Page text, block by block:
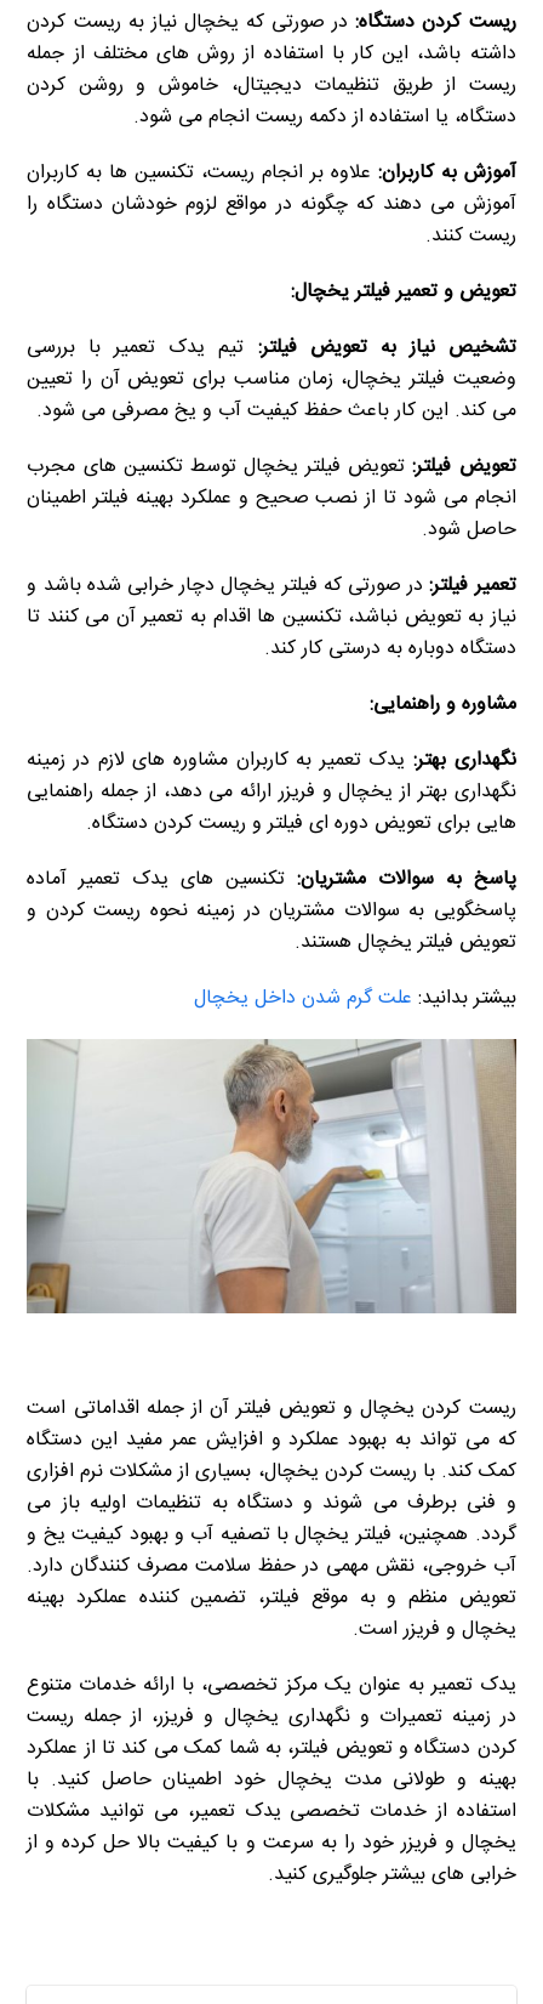
ریست کردن دستگاه:در صورتی که یخچال نیاز به ریست کردن
داشته باشد، این کار با استفاده از روش های مختلف از جمله
ریست از طریق تنظیمات دیجیتال، خاموش و روشن کردن
دستگاه، یا استفاده از دکمه ریست انجام می شود.
آموزش به کاربران: علاوه بر انجام ریست، تکنسین ها به کاربران
آموزش می دهند که چگونه در مواقع لزوم خودشان دستگاه را
ریست کنند.
تعویض و تعمیر فیلتر یخچال:
تشخیص نیاز به تعویض فیلتر: تیم یدک تعمیر با بررسی
وضعیت فیلتر یخچال، زمان مناسب برای تعویض آن را تعیین
می کند. این کار باعث حفظ کیفیت آب و یخ مصرفی می شود.
تعویض فیلتر:تعویض فیلتر یخچال توسط تکنسین های مجرب
انجام می شود تا از نصب صحیح و عملکرد بهینه فیلتر اطمینان
حاصل شود.
تعمیر فیلتر:در صورتی که فیلتر یخچال دچار خرابی شده باشد و
نیاز به تعویض نباشد، تکنسین ها اقدام به تعمیر آن می کنند تا
دستگاه دوباره به درستی کار کند.
مشاوره و راهنمایی:
نگهداری بهتر: یدک تعمیر به کاربران مشاوره های لازم در زمینه
نگهداری بهتر از یخچال و فریزر ارائه می دهد، از جمله راهنمایی
هایی برای تعویض دوره ای فیلتر و ریست کردن دستگاه.
پاسخ به سوالات مشتریان: تکنسین های یدک تعمیر آماده
پاسخگویی به سوالات مشتریان در زمینه نحوه ریست کردن و
تعویض فیلتر یخچال هستند.
بیشتر بدانید: علت گرم شدن داخل یخچال
ریست کردن یخچال و تعویض فیلتر آن از جمله اقداماتی است
که می تواند به بهبود عملکرد و افزایش عمر مفید این دستگاه
کمک کند. با ریست کردن یخچال، بسیاری از مشکلات نرم افزاری
و فنی برطرف می شوند و دستگاه به تنظیمات اولیه باز می
گردد. همچنین، فیلتر یخچال با تصفیه آب و بهبود کیفیت یخ و
آب خروجی، نقش مهمی در حفظ سلامت مصرف کنندگان دارد.
تعویض منظم و به موقع فیلتر، تضمین کننده عملکرد بهینه
یخچال و فریزر است.
یدک تعمیر به عنوان یک مرکز تخصصی، با ارائه خدمات متنوع
در زمینه تعمیرات و نگهداری یخچال و فریزر، از جمله ریست
کردن دستگاه و تعویض فیلتر، به شما کمک می کند تا از عملکرد
بهینه و طولانی مدت یخچال خود اطمینان حاصل کنید. با
استفاده از خدمات تخصصی یدک تعمیر، می توانید مشکلات
یخچال و فریزر خود را به سرعت و با کیفیت بالا حل کرده و از
خرابی های بیشتر جلوگیری کنید.